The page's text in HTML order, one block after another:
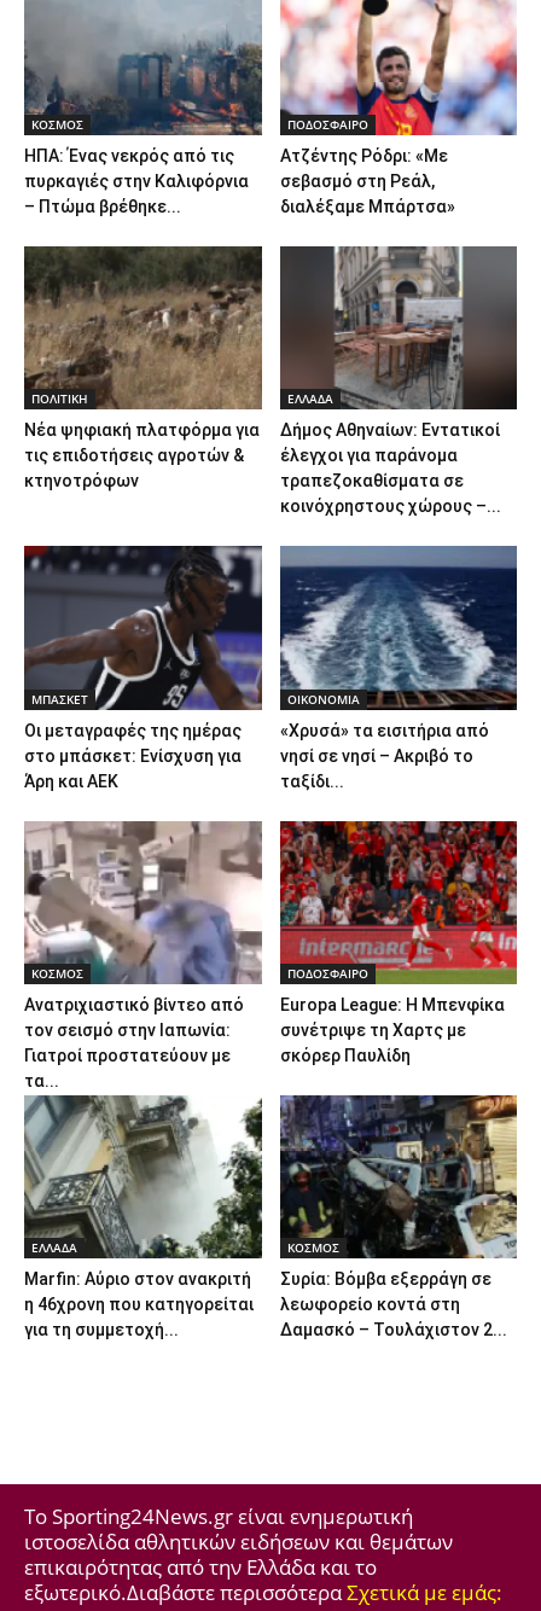
ΚΟΣΜΟΣ
ΗΠΑ: Ένας νεκρός από τις
πυρκαγιές στην Καλιφόρνια
– Πτώμα βρέθηκε...
ΠΟΔΟΣΦΑΙΡΟ
Ατζέντης Ρόδρι: «Με
σεβασμό στη Ρεάλ,
διαλέξαμε Μπάρτσα»
ΠΟΛΙΤΙΚΗ
Νέα ψηφιακή πλατφόρμα για
τις επιδοτήσεις αγροτών &
κτηνοτρόφων
ΕΛΛΑΔΑ
Δήμος Αθηναίων: Εντατικοί
έλεγχοι για παράνομα
τραπεζοκαθίσματα σε
κοινόχρηστους χώρους –...
ΜΠΑΣΚΕΤ
Οι μεταγραφές της ημέρας
στο μπάσκετ: Ενίσχυση για
Άρη και ΑΕΚ
ΟΙΚΟΝΟΜΙΑ
«Χρυσά» τα εισιτήρια από
νησί σε νησί – Ακριβό το
ταξίδι...
ΚΟΣΜΟΣ
Ανατριχιαστικό βίντεο από
τον σεισμό στην Ιαπωνία:
Γιατροί προστατεύουν με
τα...
ΠΟΔΟΣΦΑΙΡΟ
Europa League: Η Μπενφίκα
συνέτριψε τη Χαρτς με
σκόρερ Παυλίδη
ΕΛΛΑΔΑ
Marfin: Αύριο στον ανακριτή
η 46χρονη που κατηγορείται
για τη συμμετοχή...
ΚΟΣΜΟΣ
Συρία: Βόμβα εξερράγη σε
λεωφορείο κοντά στη
Δαμασκό – Τουλάχιστον 2...
Το Sporting24News.gr είναι ενημερωτική
ιστοσελίδα αθλητικών ειδήσεων και θεμάτων
επικαιρότητας από την Ελλάδα και το
εξωτερικό.Διαβάστε περισσότεραΣχετικά με εμάς: